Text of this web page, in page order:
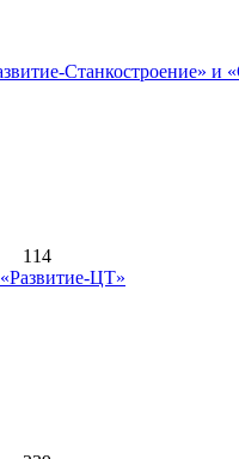
Станкостроение» и
114
ЦТ»